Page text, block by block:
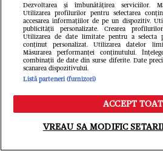
Cum s-a schimbat
Teodorescu după
televiziune: „Una
chestii inteligente pe
făcut în viața mea a
de și din București”
Meniu Caută
Dezvoltarea și îmbunătățirea serviciilor.
Utilizarea profilurilor pentru selectarea
accesarea informațiilor de pe un dispozitiv.
publicității personalizate. Crearea
Utilizarea de date limitate pentru a selecta
conținut personalizat. Utilizarea datelor
Măsurarea performanței conținutului.
combinații de date din surse diferite. Date
scanarea dispozitivului.
Listă parteneri (furnizori)
ACCEPT
VREAU SA MODIFIC